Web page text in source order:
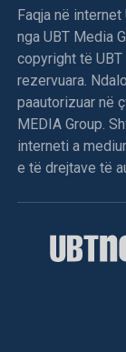
Faqja në
nga UBT Media
copyright të
rezervuara.
paautorizuar në
MEDIA Group.
interneti a
e të drejtave të